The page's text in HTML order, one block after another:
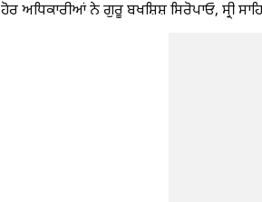
ਹੋਰ ਅਧਿਕਾਰੀਆਂ ਨੇ ਗੁਰੂ ਬਖਸ਼ਿਸ਼ ਸਿਰੋਪਾਓ, ਸ੍ਰੀ